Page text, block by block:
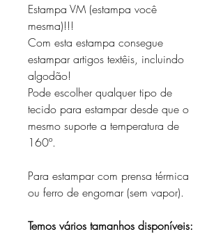
Estampa VM (estampa você
mesma)!!!
Com esta estampa consegue
estampar artigos textêis, incluindo
algodão!
Pode escolher qualquer tipo de
tecido para estampar desde que o
mesmo suporte a temperatura de
160º.
Para estampar com prensa térmica
ou ferro de engomar (sem vapor).
Temos vários tamanhos disponíveis: